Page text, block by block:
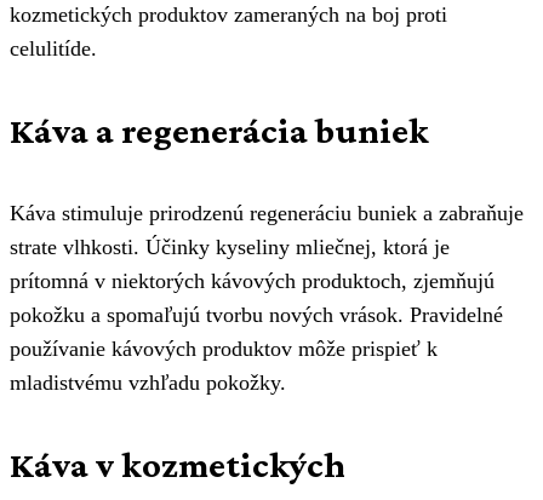
kozmetických produktov zameraných na boj proti
celulitíde.
Káva a regenerácia buniek
Káva stimuluje prirodzenú regeneráciu buniek a zabraňuje
strate vlhkosti. Účinky kyseliny mliečnej, ktorá je
prítomná v niektorých kávových produktoch, zjemňujú
pokožku a spomaľujú tvorbu nových vrások. Pravidelné
používanie kávových produktov môže prispieť k
mladistvému vzhľadu pokožky.
Káva v kozmetických